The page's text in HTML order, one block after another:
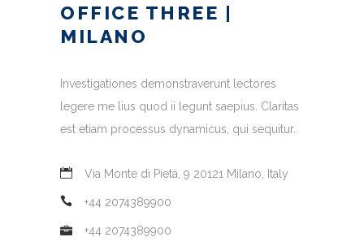
OFFICE THREE |
MILANO
Investigationes demonstraverunt lectores
legere me lius quod ii legunt saepius. Claritas
est etiam processus dynamicus, qui sequitur.
Via Monte di Pietà, 9 20121 Milano, Italy
+44 2074389900
+44 2074389900